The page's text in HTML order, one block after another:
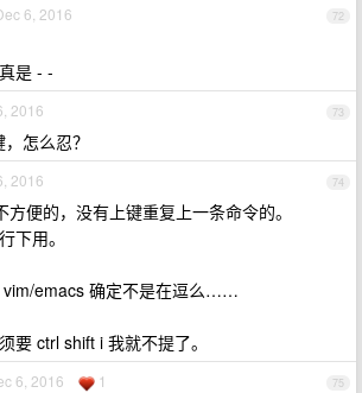
72
6, 2016
是 - -
73
2016
怎么忍？
74
2016
方便的，没有上键重复上一条命令的。
下用。
vim/emacs 确定不是在逗么……
要 ctrl shift i 我就不提了。
75
6, 2016 1